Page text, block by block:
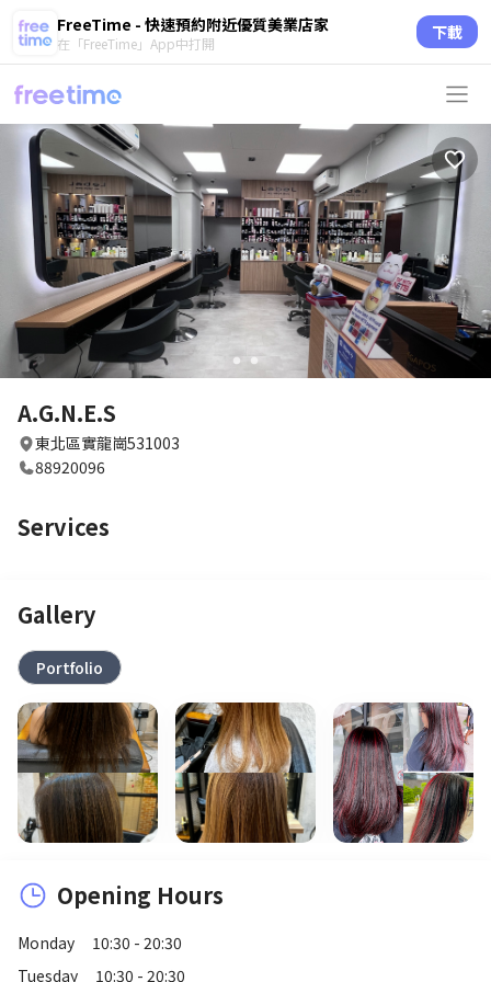
FreeTime - 快速預約附近優質美業店家
在「FreeTime」App中打開 下載
circle
A.G.N.E.S
東北區實龍崗531003
88920096
Services
Gallery
Portfolio
Opening Hours
Monday
10:30 - 20:30
Tuesday
10:30 - 20:30